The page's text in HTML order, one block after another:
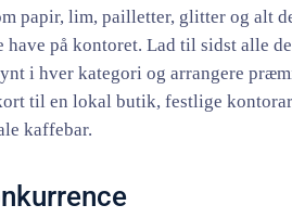
papir, lim, pailletter, glitter og alt
have på kontoret. Lad til sidst alle
i hver kategori og arrangere
til en lokal butik, festlige
kaffebar.